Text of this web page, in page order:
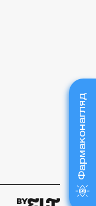
Фармаконагляд